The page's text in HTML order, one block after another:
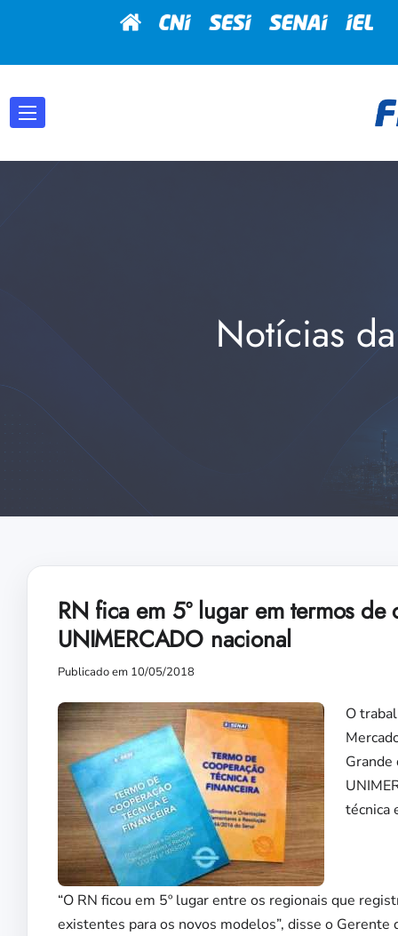
Notícias
RN fica em 5º lugar em termos
UNIMERCADO nacional
Publicado em 10/05/2018
O
técnica
“O RN ficou em 5º lugar entre os regionais que
existentes para os novos modelos”, disse o Gerente